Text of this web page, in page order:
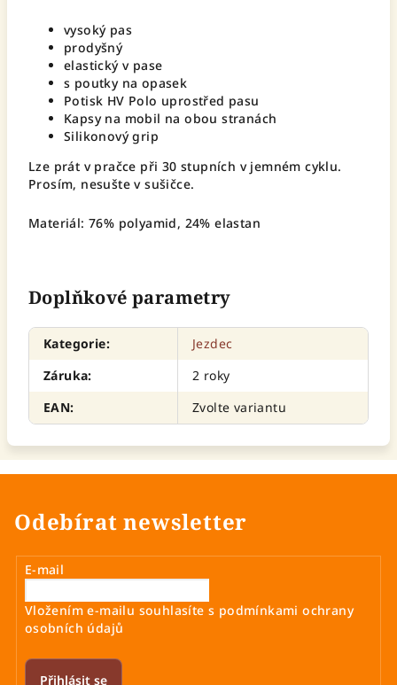
vysoký pas
prodyšný
elastický v pase
s poutky na opasek
Potisk HV Polo uprostřed pasu
Kapsy na mobil na obou stranách
Silikonový grip
Lze prát v pračce při 30 stupních v jemném cyklu.
Prosím, nesušte v sušičce.
Materiál: 76% polyamid, 24% elastan
Doplňkové parametry
Kategorie:
Jezdec
Záruka:
2 roky
EAN: Zvolte variantu
Odebírat newsletter
E-mail
Vložením e-mailu souhlasíte s podmínkami ochrany
osobních údajů
Přihlásit se